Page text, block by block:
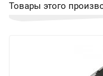
Товары этого